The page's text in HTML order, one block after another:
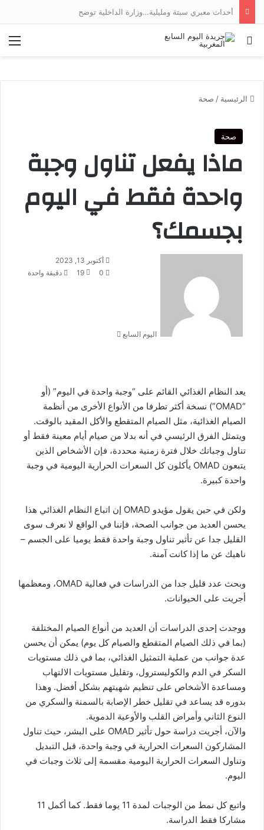
أحداث معبري سبتة ومليلية…وزارة الداخلية توضح
بحث عن
الرئيسية / صحة
صحة
ماذا يفعل تناول وجبة
واحدة فقط في اليوم
بجسمك؟
اليوم السابع
أرسل
بريدا
أكتوبر 13, 2023
0
19 دقيقة واحدة
يعد النظام الغذائي القائم على “وجبة واحدة في اليوم” (أو
“OMAD”) نسخة أكثر تطرفا من الأنواع الأخرى من أنظمة
الصيام الغذائية، مثل الصيام المتقطع والأكل المقيد بالوقت.
ويتمثل الفرق الرئيسي في أنه بدلا من صيام أيام معينة فقط أو
تناول وجباتك خلال فترة زمنية محددة، فإن الأشخاص الذين
يتبعون OMAD يأكلون كل السعرات الحرارية اليومية في وجبة
واحدة كبيرة.
ولكن في حين يقول مؤيدو OMAD إن اتباع النظام الغذائي هذا
يحسن العديد من جوانب الصحة، فإننا في الواقع لا نعرف سوى
القليل جدا عن تأثير تناول وجبة واحدة فقط يوميا على الجسم –
ناهيك عن ما إذا كانت آمنة.
وبحث عدد قليل جدا من الدراسات في فعالية OMAD، ومعظمها
أجريت على الحيوانات.
ووجدت إحدى الدراسات أن العديد من أنواع الصيام المختلفة
(بما في ذلك الصيام المتقطع والصيام كل يوم) يمكن أن يحسن
عدة جوانب من عملية التمثيل الغذائي، بما في ذلك مستويات
السكر في الدم والكوليسترول، وتقليل مستويات الالتهاب
ومساعدة الأشخاص على تنظيم شهيتهم بشكل أفضل. وهذا
بدوره قد يساعد في تقليل خطر الإصابة بالسمنة والسكري من
النوع الثاني وأمراض القلب والأوعية الدموية.
والآن، أجريت دراسة حول تأثير OMAD على البشر، حيث تناول
المشاركون السعرات الحرارية في وجبة واحدة، قبل التبديل
وتناول السعرات الحرارية اليومية مقسمة إلى ثلاث وجبات في
اليوم.
واتبع كل نمط من الوجبات لمدة 11 يوما فقط. كما أكمل 11
مشاركا فقط الدراسة.